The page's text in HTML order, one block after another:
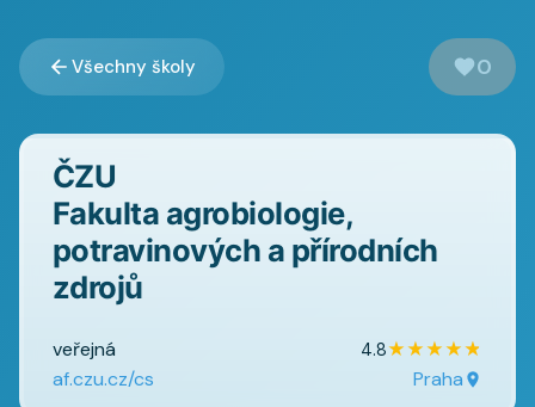
Všechny školy 0
ČZU
Fakulta agrobiologie,
potravinových a přírodních
zdrojů
veřejná 4.8★★★★★
af.czu.cz/cs Praha